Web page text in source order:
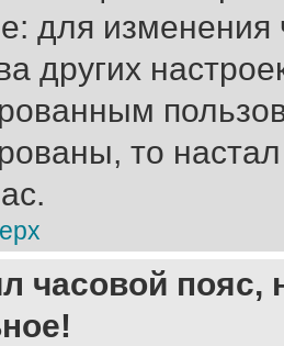
для изменения
других
то
часовой пояс,